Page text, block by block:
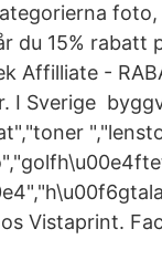
du 15% rabatt
Affilliate -
I Sverige
Vistaprint.